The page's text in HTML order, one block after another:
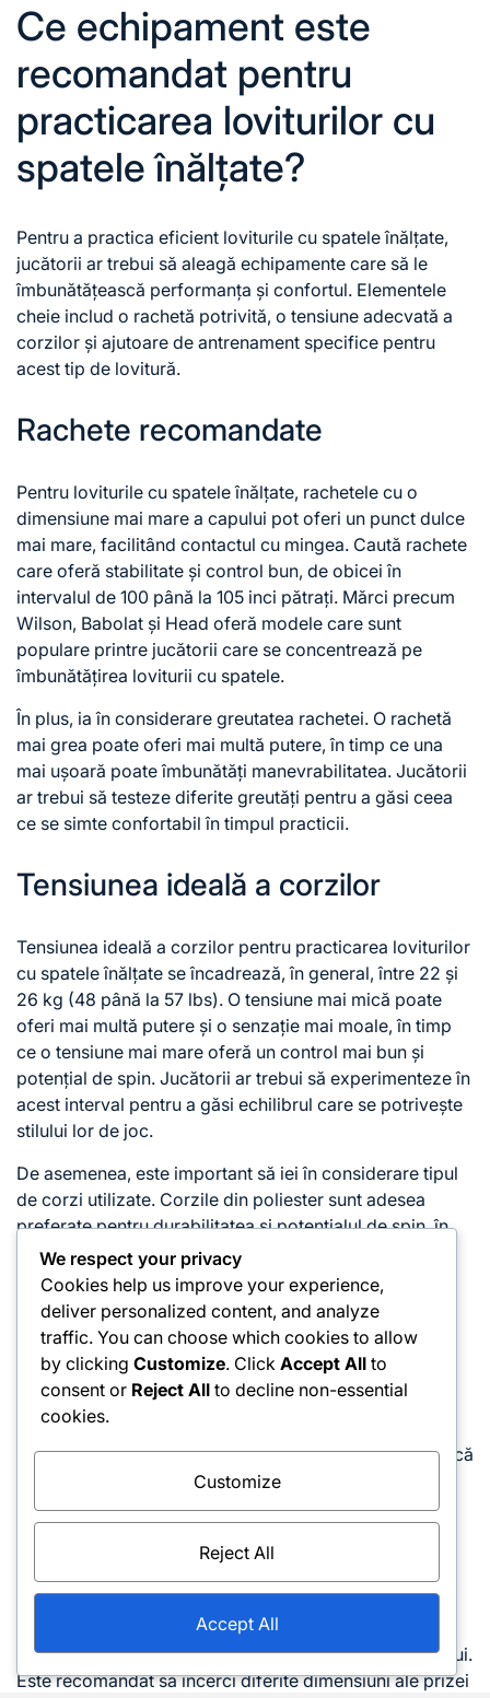
Ce echipament este
recomandat pentru
practicarea loviturilor cu
spatele înălțate?
Pentru a practica eficient loviturile cu spatele înălțate,
jucătorii ar trebui să aleagă echipamente care să le
îmbunătățească performanța și confortul. Elementele
cheie includ o rachetă potrivită, o tensiune adecvată a
corzilor și ajutoare de antrenament specifice pentru
acest tip de lovitură.
Rachete recomandate
Pentru loviturile cu spatele înălțate, rachetele cu o
dimensiune mai mare a capului pot oferi un punct dulce
mai mare, facilitând contactul cu mingea. Caută rachete
care oferă stabilitate și control bun, de obicei în
intervalul de 100 până la 105 inci pătrați. Mărci precum
Wilson, Babolat și Head oferă modele care sunt
populare printre jucătorii care se concentrează pe
îmbunătățirea loviturii cu spatele.
În plus, ia în considerare greutatea rachetei. O rachetă
mai grea poate oferi mai multă putere, în timp ce una
mai ușoară poate îmbunătăți manevrabilitatea. Jucătorii
ar trebui să testeze diferite greutăți pentru a găsi ceea
ce se simte confortabil în timpul practicii.
Tensiunea ideală a corzilor
Tensiunea ideală a corzilor pentru practicarea loviturilor
cu spatele înălțate se încadrează, în general, între 22 și
26 kg (48 până la 57 lbs). O tensiune mai mică poate
oferi mai multă putere și o senzație mai moale, în timp
ce o tensiune mai mare oferă un control mai bun și
potențial de spin. Jucătorii ar trebui să experimenteze în
acest interval pentru a găsi echilibrul care se potrivește
stilului lor de joc.
De asemenea, este important să iei în considerare tipul
de corzi utilizate. Corzile din poliester sunt adesea
preferate pentru durabilitatea și potențialul de spin, în
timp ce corzile multifilament oferă o senzație mai
moale, ceea ce poate fi benefic pentru practicarea
mingilor înalte.
Tipuri de priza
Alegerea tipului corect de priză este crucială pentru a
executa eficient loviturile cu spatele înălțate. Priza estică
este utilizată frecvent pentru loviturile cu spatele,
permițând ajustări rapide și contact solid. Alternativ,
priza semi-vestică poate oferi un topspin suplimentar,
care este util pentru mingile înalte.
Jucătorii ar trebui să se asigure că dimensiunea prizei
este adecvată, deoarece o priză prea mică sau prea
mare poate duce la disconfort și la scăderea controlului.
Este recomandat să încerci diferite dimensiuni ale prizei
We respect your privacy
Cookies help us improve your experience,
deliver personalized content, and analyze
traffic. You can choose which cookies to allow
by clicking Customize. Click Accept All to
consent or Reject All to decline non-essential
cookies.
Customize
Reject All
Accept All